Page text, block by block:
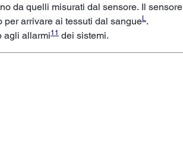
da quelli misurati dal sensore. Il sensore
per arrivare ai tessuti dal sangueL.
agli allarmi11 dei sistemi.